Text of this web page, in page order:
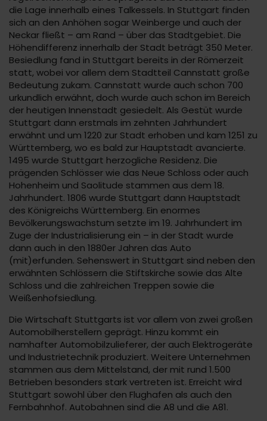
die Lage innerhalb eines Talkessels. In Stuttgart finden
sich an den Anhöhen sogar Weinberge und auch der
Neckar fließt – am Rand – über das Stadtgebiet. Die
Höhendifferenz innerhalb der Stadt beträgt 350 Meter.
Besiedlung fand in Stuttgart bereits in der Römerzeit
statt, wobei vor allem dem Stadtteil Cannstatt große
Bedeutung zukam. Cannstatt wurde auch schon 700
urkundlich erwähnt, doch wurde auch schon im Bereich
der heutigen Innenstadt gesiedelt. Als Gestüt wurde
Stuttgart dann erstmals im zehnten Jahrhundert
erwähnt und um 1220 zur Stadt erhoben und kam 1251 zu
Württemberg, wo es bald zur Hauptstadt avancierte.
1495 wurde Stuttgart herzogliche Residenz. Die
prägenden Schlösser wie das Neue Schloss oder auch
Hohenheim und Saolitude stammen aus dem 18.
Jahrhundert. 1806 wurde Stuttgart dann Hauptstadt
des Königreichs Württemberg. Ein enormes
Bevölkerungswachstum setzte im 19. Jahrhundert im
Zuge der Industrialisierung ein – in der Stadt wurde
dann auch in den 1880er Jahren das Auto
(mit)erfunden. Sehenswert in Stuttgart sind neben den
erwähnten Schlössern die Stiftskirche sowie das Alte
Schloss und die zahlreichen Treppen sowie die
Weißenhofsiedlung.
Die Wirtschaft Stuttgarts ist vor allem von zwei großen
Automobilherstellern geprägt. Hinzu kommt ein
namhafter Automobilzulieferer, der auch Elektrogeräte
und Industrietechnik produziert. Weitere Unternehmen
stammen aus dem Mittelstand, der mit rund 1.500
Betrieben besonders stark vertreten ist. Erreicht wird
Stuttgart sowohl über den Flughafen als auch den
Fernbahnhof. Autobahnen sind die A8 und die A81.